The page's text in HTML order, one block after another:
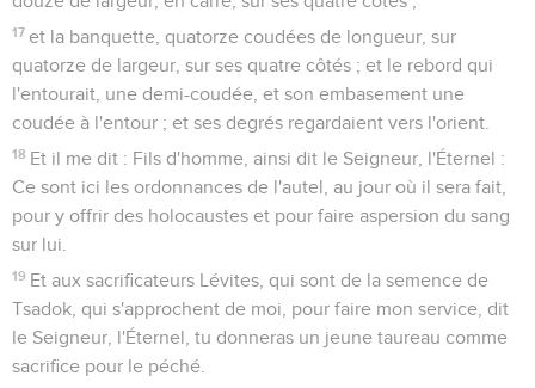
17 et la banquette, quatorze coudées de longueur, sur
quatorze de largeur, sur ses quatre côtés ; et le rebord qui
l'entourait, une demi-coudée, et son embasement une
coudée à l'entour ; et ses degrés regardaient vers l'orient.
18 Et il me dit : Fils d'homme, ainsi dit le Seigneur, l'Éternel :
Ce sont ici les ordonnances de l'autel, au jour où il sera fait,
pour y offrir des holocaustes et pour faire aspersion du sang
sur lui.
19 Et aux sacrificateurs Lévites, qui sont de la semence de
Tsadok, qui s'approchent de moi, pour faire mon service, dit
le Seigneur, l'Éternel, tu donneras un jeune taureau comme
sacrifice pour le péché.